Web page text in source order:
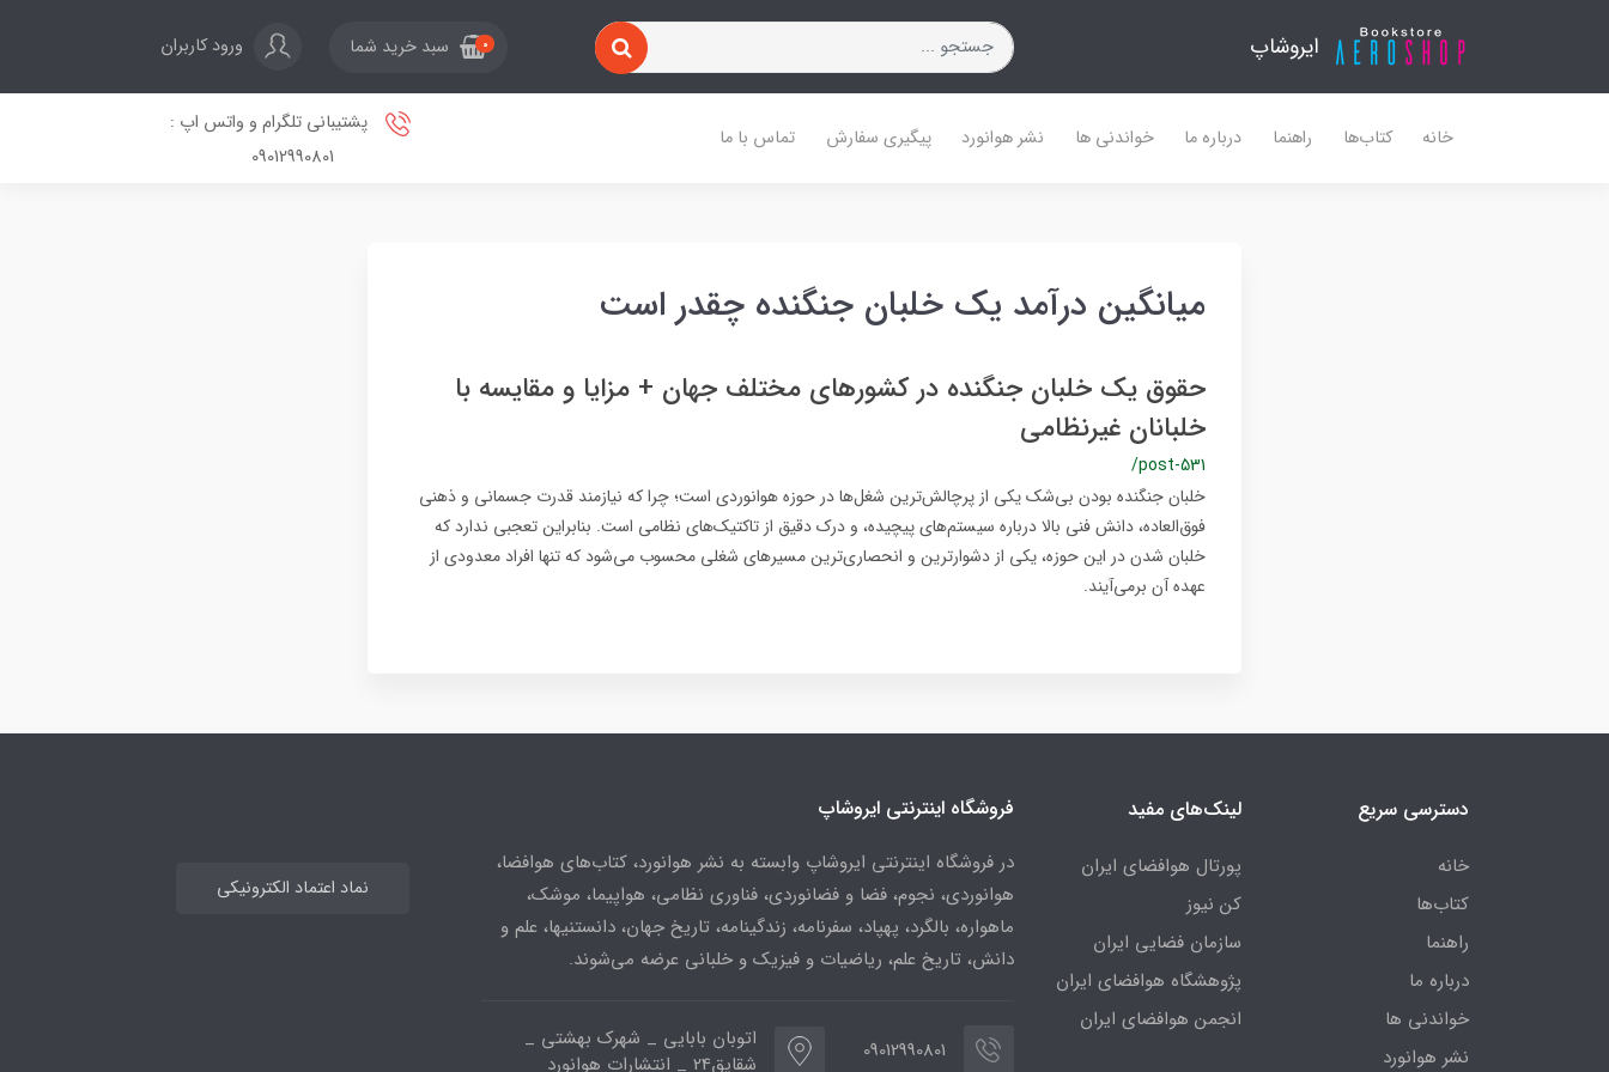
ایروشاپ 0 سبد خرید شما ورود کاربران
خانه کتاب‌ها راهنما درباره ما خواندنی ها نشر هوانورد پیگیری سفارش تماس با ما
پشتیبانی تلگرام و واتس اپ :
09012990801
میانگین درآمد یک خلبان جنگنده چقدر است
حقوق یک خلبان جنگنده در کشورهای مختلف جهان + مزایا و مقایسه با
خلبانان غیرنظامی
/post-531
خلبان جنگنده بودن بی‌شک یکی از پرچالش‌ترین شغل‌ها در حوزه هوانوردی است؛ چرا که نیازمند قدرت جسمانی و ذهنی
فوق‌العاده، دانش فنی بالا درباره سیستم‌های پیچیده، و درک دقیق از تاکتیک‌های نظامی است. بنابراین تعجبی ندارد که
خلبان شدن در این حوزه، یکی از دشوارترین و انحصاری‌ترین مسیرهای شغلی محسوب می‌شود که تنها افراد معدودی از
عهده آن برمی‌آیند.
دسترسی سریع
خانه
کتاب‌ها
راهنما
درباره ما
خواندنی ها
نشر هوانورد
لینک‌های مفید
پورتال هوافضای ایران
کن نیوز
سازمان فضایی ایران
پژوهشگاه هوافضای ایران
انجمن هوافضای ایران
فروشگاه اینترنتی ایروشاپ
در فروشگاه اینترنتی ایروشاپ وابسته به نشر هوانورد، کتاب‌های هوافضا،
هوانوردی، نجوم، فضا و فضانوردی، فناوری نظامی، هواپیما، موشک،
ماهواره، بالگرد، پهپاد، سفرنامه، زندگینامه، تاریخ جهان، دانستنیها، علم و
دانش، تاریخ علم، ریاضیات و فیزیک و خلبانی عرضه می‌شوند.
09012990801
اتوبان بابایی _ شهرک بهشتی _
شقایق24 _ انتشارات هوانورد
نماد اعتماد الکترونیکی